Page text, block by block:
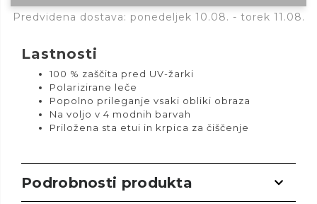
Predvidena dostava: ponedeljek 10.08. - torek 11.08.
Lastnosti
100 % zaščita pred UV-žarki
Polarizirane leče
Popolno prileganje vsaki obliki obraza
Na voljo v 4 modnih barvah
Priložena sta etui in krpica za čiščenje
Podrobnosti produkta